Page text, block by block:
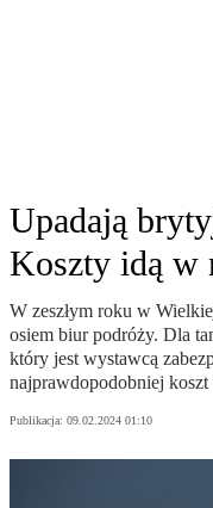
Upadają
Koszty idą
W zeszłym roku w
osiem biur podróży. Dla
który jest wystawcą
najprawdopodobniej
Publikacja: 09.02.2024 01:10